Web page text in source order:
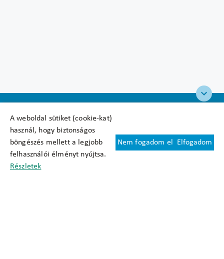
A weboldal sütiket (cookie-kat)
használ, hogy biztonságos
böngészés mellett a legjobb
felhasználói élményt nyújtsa.
Részletek
Nem fogadom el Elfogadom
Felhasználási feltételek